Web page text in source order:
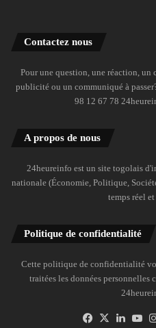
Contactez nous
Pour une question, une réaction,
publicité ou un communiqué à
98 12 67 78
A propos de nous
24heureinfo est un site togolais
nationale (Économie, Politique,
temps réel
Politique de confidentialité
Cette politique de confidentialité
traitées les données
Facebook
X